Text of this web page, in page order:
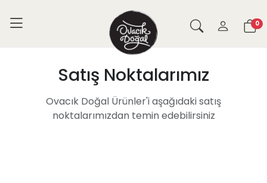
0
Anasayfa Satış Noktalarımız
Satış Noktalarımız
Ovacık Doğal Ürünler'i aşağıdaki satış
noktalarımızdan temin edebilirsiniz